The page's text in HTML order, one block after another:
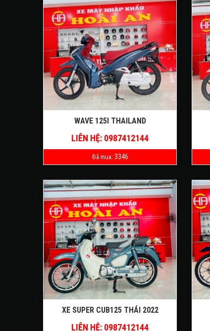
WAVE 125I THAILAND
LIÊN HỆ: 0987412144
Đã mua: 3346
XE SUPER CUB125 THÁI 2022
LIÊN HỆ: 0987412144